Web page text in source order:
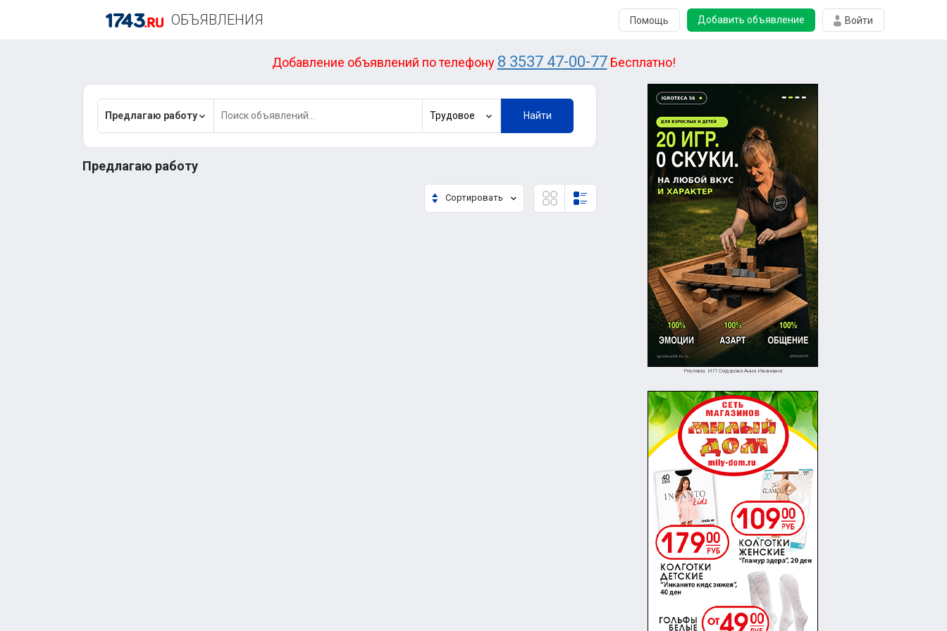
ОБЪЯВЛЕНИЯ Помощь Добавить объявление Войти
Добавление объявлений по телефону 8 3537 47-00-77Бесплатно!
Предлагаю работу Трудовое Найти
Предлагаю работу
Сортировать
Реклама. ИП Сидорова Анна Ивановна